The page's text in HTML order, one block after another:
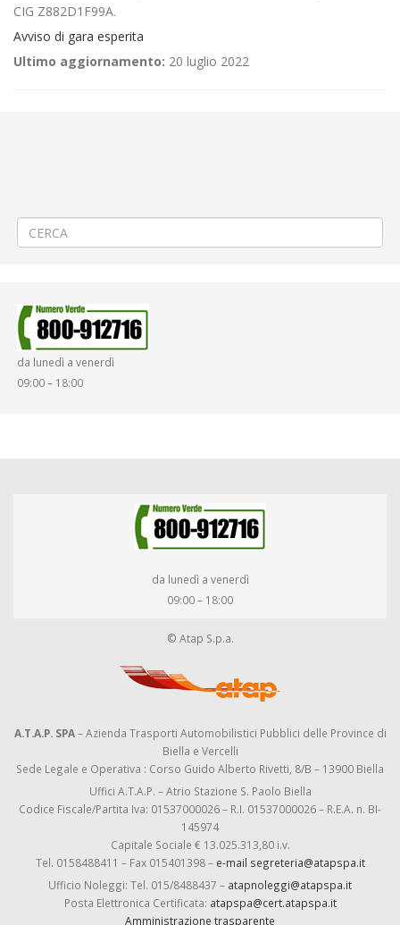
CIG Z882D1F99A.
Avviso di gara esperita
Ultimo aggiornamento: 20 luglio 2022
da lunedì a venerdì
09:00 – 18:00
da lunedì a venerdì
09:00 – 18:00
© Atap S.p.a.
A.T.A.P. SPA– Azienda Trasporti Automobilistici Pubblici delle Province di
Biella e Vercelli
Sede Legale e Operativa : Corso Guido Alberto Rivetti, 8/B – 13900 Biella
Uffici A.T.A.P. – Atrio Stazione S. Paolo Biella
Codice Fiscale/Partita Iva: 01537000026 – R.I. 01537000026 – R.E.A. n. BI-
145974
Capitale Sociale € 13.025.313,80 i.v.
Tel. 0158488411 – Fax 015401398 – e-mail segreteria@atapspa.it
Ufficio Noleggi: Tel. 015/8488437 – atapnoleggi@atapspa.it
Posta Elettronica Certificata: atapspa@cert.atapspa.it
Amministrazione trasparente